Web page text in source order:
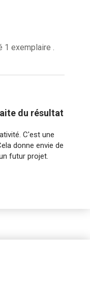
1 exemplaire .
du résultat
C'est une
donne envie de
futur projet.